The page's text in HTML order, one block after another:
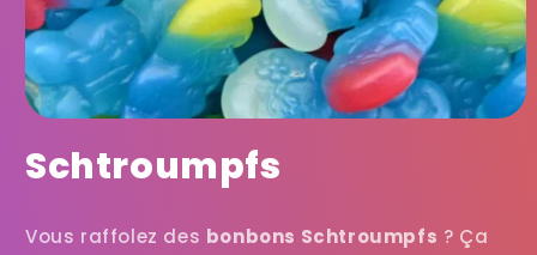
Schtroumpfs
Vous raffolez des bonbons Schtroumpfs ? Ça